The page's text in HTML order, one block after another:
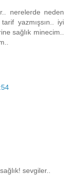
nerelerde neden
yazmışsın.. iyi
sağlık minecim..
sevgiler..